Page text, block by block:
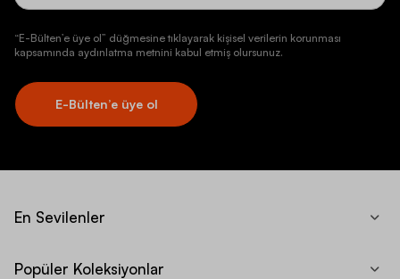
“E-Bülten’e üye ol” düğmesine tıklayarak kişisel verilerin korunması
kapsamında aydınlatma metnini kabul etmiş olursunuz.
E-Bülten’e üye ol
En Sevilenler
Popüler Koleksiyonlar